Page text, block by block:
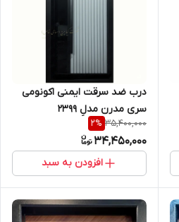
درب ضد سرقت ایمنی اکونومی
سری مدرن مدلِ 2399
35,400,000
2%
34,450,000
افزودن به سبد